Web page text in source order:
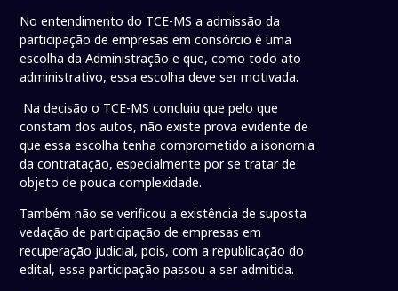
No entendimento do TCE-MS a admissão da
participação de empresas em consórcio é uma
escolha da Administração e que, como todo ato
administrativo, essa escolha deve ser motivada.
Na decisão o TCE-MS concluiu que pelo que
constam dos autos, não existe prova evidente de
que essa escolha tenha comprometido a isonomia
da contratação, especialmente por se tratar de
objeto de pouca complexidade.
Também não se verificou a existência de suposta
vedação de participação de empresas em
recuperação judicial, pois, com a republicação do
edital, essa participação passou a ser admitida.